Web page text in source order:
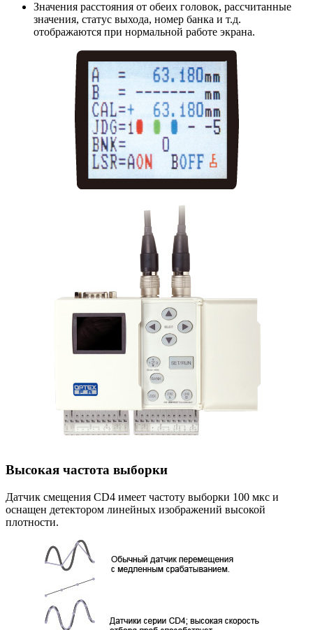
Значения расстояния от обеих головок, рассчитанные
значения, статус выхода, номер банка и т.д.
отображаются при нормальной работе экрана.
Высокая частота выборки
Датчик смещения CD4 имеет частоту выборки 100 мкс и
оснащен детектором линейных изображений высокой
плотности.